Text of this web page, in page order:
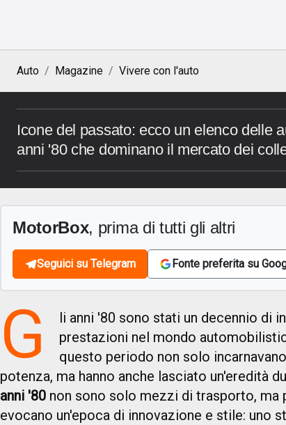
Auto Magazine Vivere con l'auto
Icone del passato: ecco un elenco delle
anni '80 che dominano il mercato dei
MotorBox, prima di tutti gli altri
Seguici su Telegram Fonte preferita su
G
li anni '80 sono stati un decennio di
prestazioni nel mondo
questo periodo non solo
potenza, ma hanno anche lasciato un'eredità
anni '80 non sono solo mezzi di trasporto, ma
evocano un'epoca di innovazione e stile: uno